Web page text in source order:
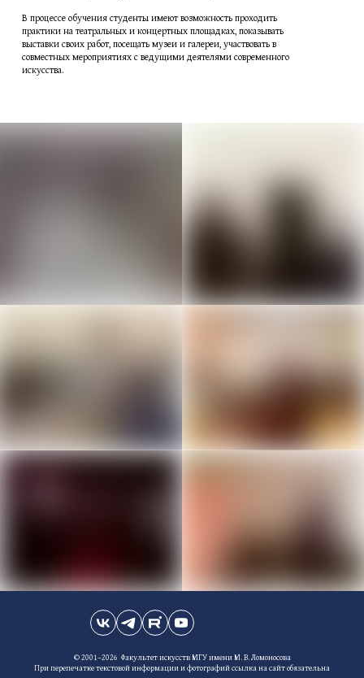
В процессе обучения студенты имеют возможность проходить
практики на театральных и концертных площадках, показывать
выставки своих работ, посещать музеи и галереи, участвовать в
совместных мероприятиях с ведущими деятелями современного
искусства.
© 2001–2026 Факультет искусств МГУ имени М. В. Ломоносова
При перепечатке текстовой информации и фотографий ссылка на сайт обязательна